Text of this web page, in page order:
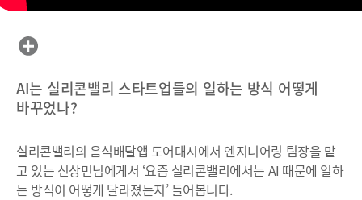
AI는 실리콘밸리 스타트업들의 일하는 방식 어떻게
바꾸었나?
실리콘밸리의 음식배달앱 도어대시에서 엔지니어링 팀장을 맡
고 있는 신상민님에게서 ‘요즘 실리콘밸리에서는 AI 때문에 일하
는 방식이 어떻게 달라졌는지’ 들어봅니다.